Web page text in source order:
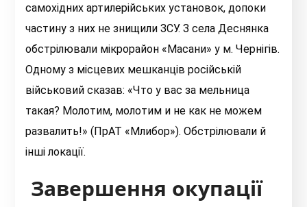
самохідних артилерійських установок, допоки
частину з них не знищили ЗСУ. З села Деснянка
обстрілювали мікрорайон «Масани» у м. Чернігів.
Одному з місцевих мешканців російській
військовий сказав: «Что у вас за мельница
такая? Молотим, молотим и не как не можем
развалить!» (ПрАТ «Млибор»). Обстрілювали й
інші локації.
Завершення окупації